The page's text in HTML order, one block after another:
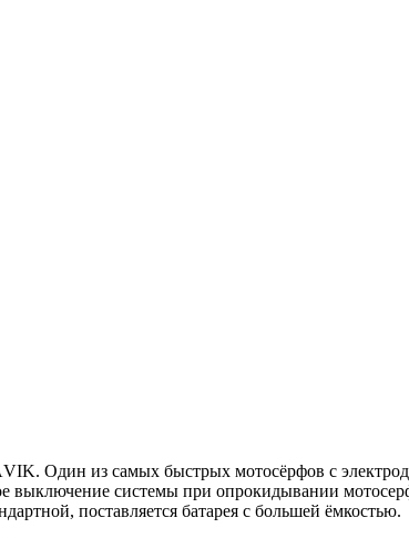
Один из самых быстрых мотосёрфов с
выключение системы при опрокидывании
поставляется батарея с большей ёмкостью.